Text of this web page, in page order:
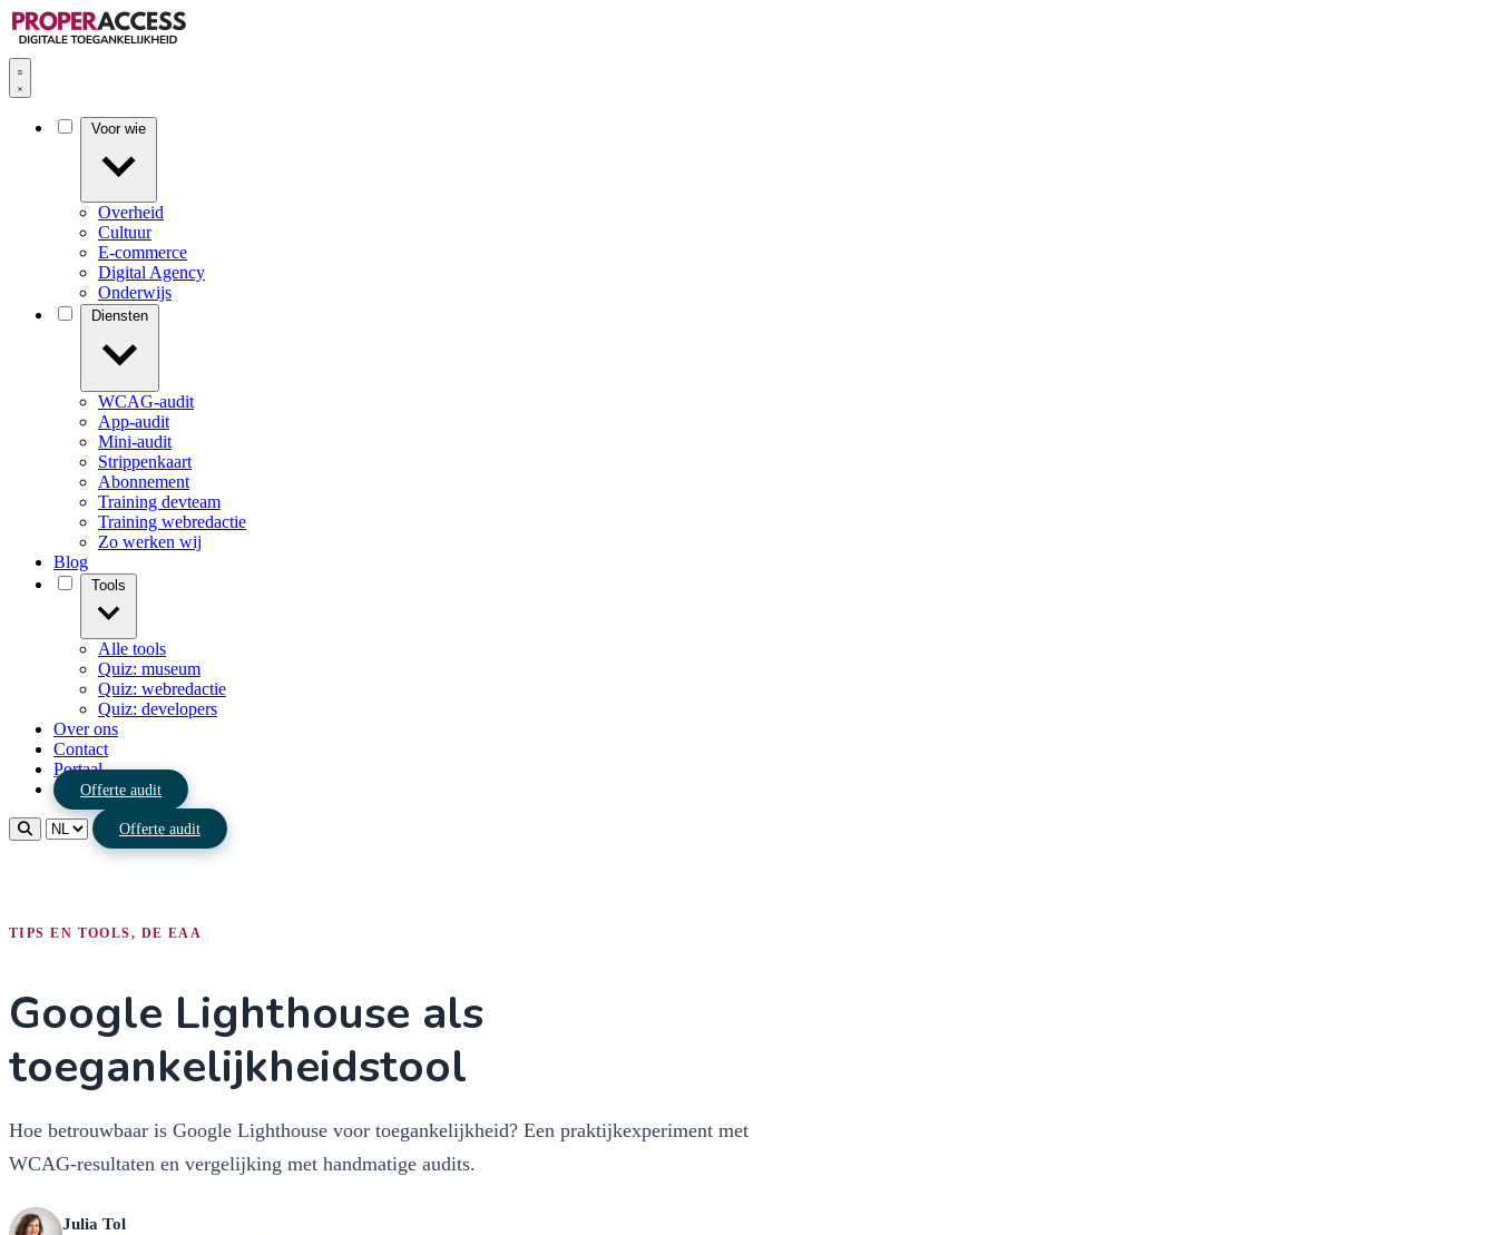
Overheid
Cultuur
E-commerce
Digital Agency
Onderwijs
WCAG-audit
App-audit
Mini-audit
Strippenkaart
Abonnement
Training devteam
Training webredactie
Zo werken wij
Blog
Alle tools
Quiz: museum
Quiz: webredactie
Quiz: developers
Over ons
Contact
Portaal
Offerte audit
Offerte audit
TIPS EN TOOLS, DE EAA
Google Lighthouse als
toegankelijkheidstool
Hoe betrouwbaar is Google Lighthouse voor toegankelijkheid? Een praktijkexperiment met
WCAG-resultaten en vergelijking met handmatige audits.
Julia Tol